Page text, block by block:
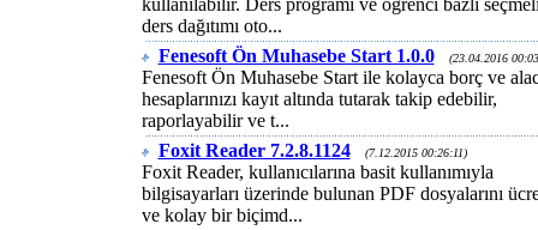
kullanılabilir. Ders programı ve öğrenci bazlı
ders dağıtımı oto...
Fenesoft Ön Muhasebe Start 1.0.0
(23.04.2016
Fenesoft Ön Muhasebe Start ile kolayca borç ve
hesaplarınızı kayıt altında tutarak takip edebilir,
raporlayabilir ve t...
Foxit Reader 7.2.8.1124
(7.12.2015 00:26:11)
Foxit Reader, kullanıcılarına basit kullanımıyla
bilgisayarları üzerinde bulunan PDF dosyalarını
ve kolay bir biçimd...